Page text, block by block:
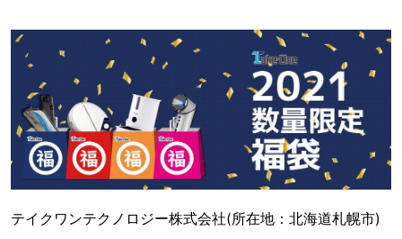
テイクワンテクノロジー株式会社(所在地：北海道札幌市)